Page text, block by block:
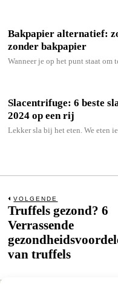
Bakpapier alternatief:
zonder bakpapier
Wanneer je op het punt staat om
Slacentrifuge: 6 beste
2024 op een rij
Lekker sla bij het eten. We eten
Bericht
navigatie
VOLGENDE
Previous
post:
Truffels gezond? 6
Verrassende
van truffels